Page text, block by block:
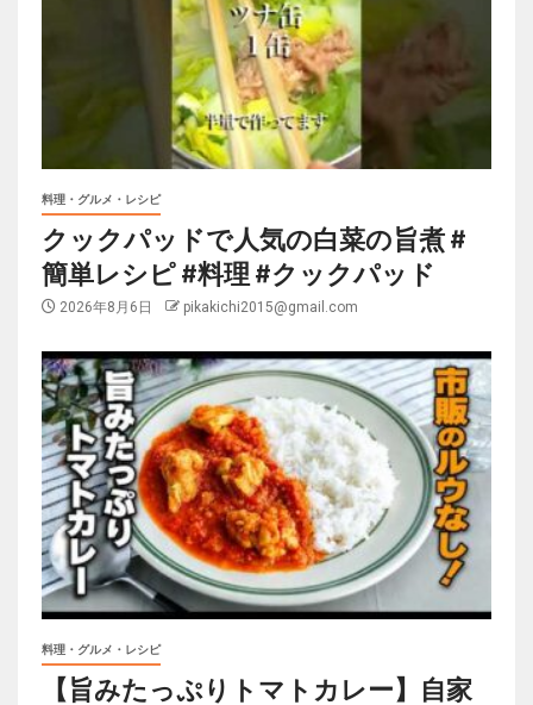
料理・グルメ・レシピ
クックパッドで人気の白菜の旨煮 #
簡単レシピ #料理 #クックパッド
2026年8月6日 pikakichi2015@gmail.com
料理・グルメ・レシピ
【旨みたっぷりトマトカレー】自家